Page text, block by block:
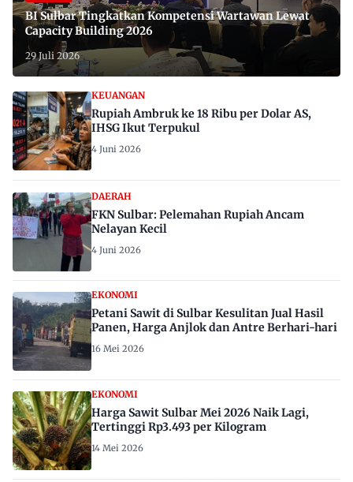
BI Sulbar Tingkatkan Kompetensi Wartawan Lewat
Capacity Building 2026
29 Juli 2026
KEUANGAN
Rupiah Ambruk ke 18 Ribu per Dolar AS,
IHSG Ikut Terpukul
4 Juni 2026
DAERAH
FKN Sulbar: Pelemahan Rupiah Ancam
Nelayan Kecil
4 Juni 2026
EKONOMI
Petani Sawit di Sulbar Kesulitan Jual Hasil
Panen, Harga Anjlok dan Antre Berhari-hari
16 Mei 2026
EKONOMI
Harga Sawit Sulbar Mei 2026 Naik Lagi,
Tertinggi Rp3.493 per Kilogram
14 Mei 2026